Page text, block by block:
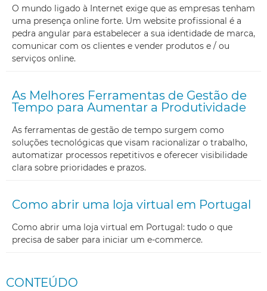
O mundo ligado à Internet exige que as empresas tenham
uma presença online forte. Um website profissional é a
pedra angular para estabelecer a sua identidade de marca,
comunicar com os clientes e vender produtos e / ou
serviços online.
As Melhores Ferramentas de Gestão de
Tempo para Aumentar a Produtividade
As ferramentas de gestão de tempo surgem como
soluções tecnológicas que visam racionalizar o trabalho,
automatizar processos repetitivos e oferecer visibilidade
clara sobre prioridades e prazos.
Como abrir uma loja virtual em Portugal
Como abrir uma loja virtual em Portugal: tudo o que
precisa de saber para iniciar um e-commerce.
CONTEÚDO